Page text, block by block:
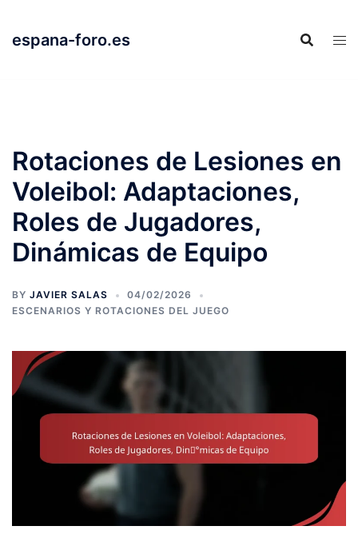
content
espana-foro.es
Rotaciones de Lesiones en
Voleibol: Adaptaciones,
Roles de Jugadores,
Dinámicas de Equipo
BY JAVIER SALAS
04/02/2026
ESCENARIOS Y ROTACIONES DEL JUEGO